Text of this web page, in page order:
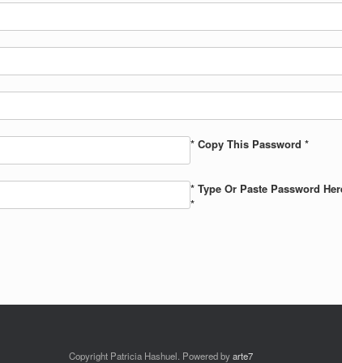
* Copy This Password *
* Type Or Paste Password
*
Copyright Patricia Hashuel. Powered byarte7